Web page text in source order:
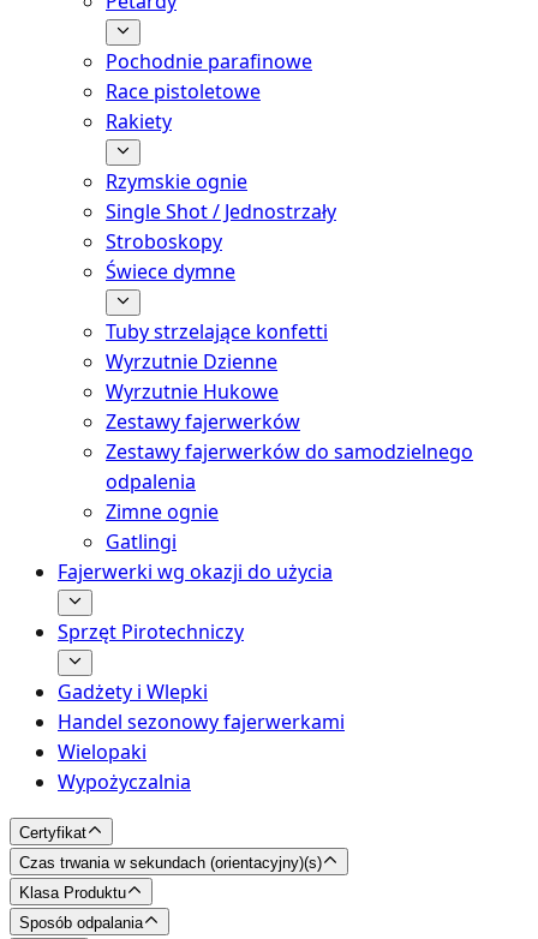
Pochodnie parafinowe
Race pistoletowe
Rakiety
Rzymskie ognie
Single Shot / Jednostrzały
Stroboskopy
Świece dymne
Tuby strzelające konfetti
Wyrzutnie Dzienne
Wyrzutnie Hukowe
Zestawy fajerwerków
Zestawy fajerwerków do samodzielnego
odpalenia
Zimne ognie
Gatlingi
Fajerwerki wg okazji do użycia
Sprzęt Pirotechniczy
Gadżety i Wlepki
Handel sezonowy fajerwerkami
Wielopaki
Wypożyczalnia
Certyfikat
Czas trwania w sekundach (orientacyjny)(s)
Klasa Produktu
Sposób odpalania